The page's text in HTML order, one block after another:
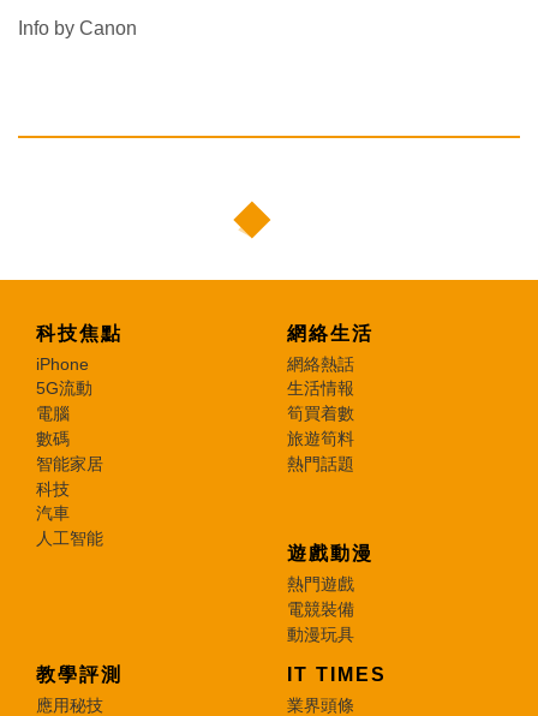
Info by Canon
科技焦點
iPhone
5G流動
電腦
數碼
智能家居
科技
汽車
人工智能
網絡生活
網絡熱話
生活情報
筍買着數
旅遊筍料
熱門話題
遊戲動漫
熱門遊戲
電競裝備
動漫玩具
教學評測
應用秘技
IT TIMES
業界頭條